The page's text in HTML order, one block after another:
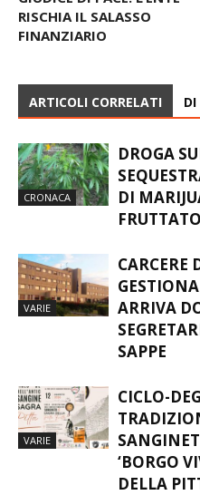
RISCHIA IL SALASSO
FINANZIARIO
ARTICOLI CORRELATI DI
CRONACA
DROGA
DI
VARIE
CARCERE
ARRIVA
SAPPE
VARIE
CICLO-
‘BORGO
DELLA